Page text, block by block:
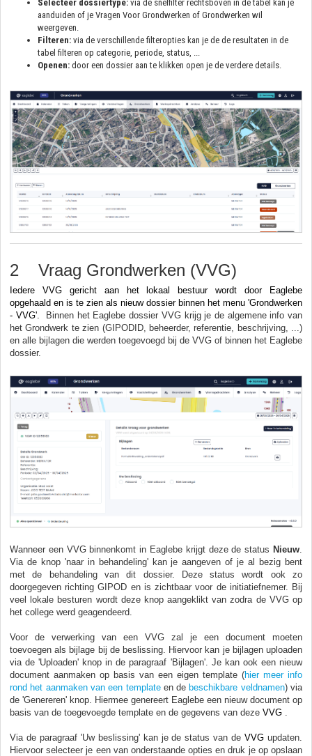
Selecteer dossiertype: via de snelfilter rechtsboven in de tabel kan je
aanduiden of je Vragen Voor Grondwerken of Grondwerken wil
weergeven.
Filteren: via de verschillende filteropties kan je de de resultaten in de
tabel filteren op categorie, periode, status, ...
Openen: door een dossier aan te klikken open je de verdere details.
2 Vraag Grondwerken (VVG)
Iedere VVG gericht aan het lokaal bestuur wordt door Eaglebe
opgehaald en is te zien als nieuw dossier binnen het menu 'Grondwerken
- VVG'.
Binnen het Eaglebe dossier VVG krijg je de algemene info van
het Grondwerk te zien (GIPODID, beheerder, referentie, beschrijving, ...)
en alle bijlagen die werden toegevoegd bij de VVG of binnen het Eaglebe
dossier.
Wanneer een VVG binnenkomt in Eaglebe krijgt deze de status Nieuw
Via de knop 'naar in behandeling' kan je aangeven of je al bezig bent
met de behandeling van dit dossier. Deze status wordt ook zo
doorgegeven richting GIPOD en is zichtbaar voor de initiatiefnemer. Bij
veel lokale besturen wordt deze knop aangeklikt van zodra de VVG op
het college werd geagendeerd.
Voor de verwerking van een VVG zal je een document moeten
toevoegen als bijlage bij de beslissing. Hiervoor kan je bijlagen uploaden
via de 'Uploaden' knop in de paragraaf 'Bijlagen'. Je kan ook een nieuw
document aanmaken op basis van een eigen template (hier meer info
rond het aanmaken van een templateen debeschikbare veldnamen) via
de 'Genereren' knop. Hiermee genereert Eaglebe een nieuw document op
basis van de toegevoegde template en de gegevens van deze VVG
Via de paragraaf 'Uw beslissing' kan je de status van deVVGupdaten.
Hiervoor selecteer je een van onderstaande opties en druk je op opslaan